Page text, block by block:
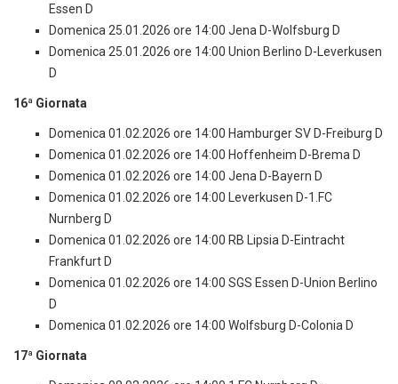
Essen D
Domenica 25.01.2026 ore 14:00 Jena D-Wolfsburg D
Domenica 25.01.2026 ore 14:00 Union Berlino D-Leverkusen
D
16ª Giornata
Domenica 01.02.2026 ore 14:00 Hamburger SV D-Freiburg D
Domenica 01.02.2026 ore 14:00 Hoffenheim D-Brema D
Domenica 01.02.2026 ore 14:00 Jena D-Bayern D
Domenica 01.02.2026 ore 14:00 Leverkusen D-1.FC
Nurnberg D
Domenica 01.02.2026 ore 14:00 RB Lipsia D-Eintracht
Frankfurt D
Domenica 01.02.2026 ore 14:00 SGS Essen D-Union Berlino
D
Domenica 01.02.2026 ore 14:00 Wolfsburg D-Colonia D
17ª Giornata